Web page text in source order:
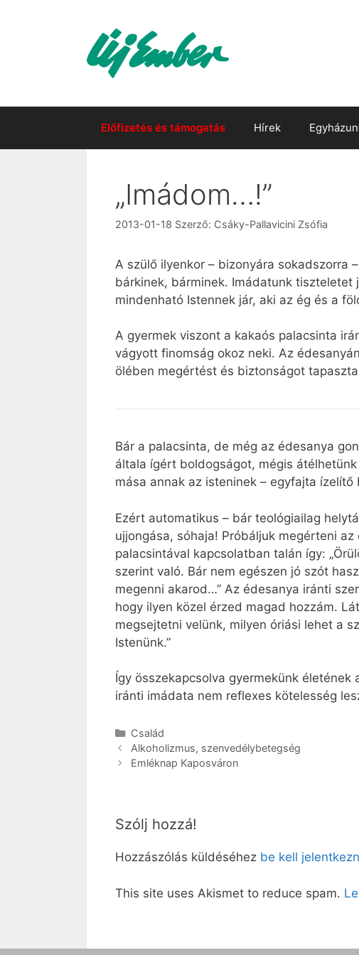
Előfizetés és támogatás Hírek
„Imádom…!”
2013-01-18 Szerző: Csáky-Pallavicini Zsófia
A szülő ilyenkor – bizonyára sokadszorra
bárkinek, bárminek. Imádatunk
mindenható Istennek jár, aki az ég és a
A gyermek viszont a kakaós palacsinta
vágyott finomság okoz neki. Az
ölében megértést és biztonságot
Bár a palacsinta, de még az édesanya
általa ígért boldogságot, mégis
mása annak az isteninek – egyfajta ízelítő
Ezért automatikus – bár teológiailag
ujjongása, sóhaja! Próbáljuk megérteni
palacsintával kapcsolatban talán így:
szerint való. Bár nem egészen jó szót
megenni akarod…” Az édesanya iránti
hogy ilyen közel érzed magad hozzám.
megsejtetni velünk, milyen óriási lehet a
Istenünk.”
Így összekapcsolva gyermekünk
iránti imádata nem reflexes kötelesség
Kategória
Család
Alkoholizmus, szenvedélybetegség
Emléknap Kaposváron
Szólj hozzá!
Hozzászólás küldéséhez be kell
This site uses Akismet to reduce spam.